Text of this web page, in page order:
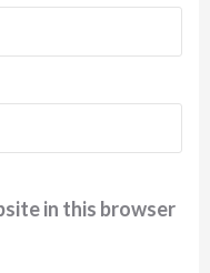
in this browser